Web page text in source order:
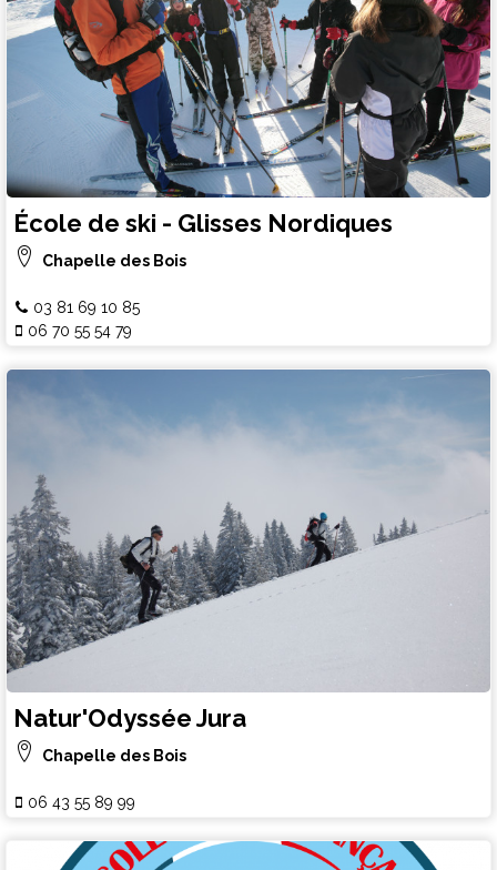
École de ski - Glisses Nordiques
Chapelle des Bois
03 81 69 10 85
06 70 55 54 79
Natur'Odyssée Jura
Chapelle des Bois
06 43 55 89 99